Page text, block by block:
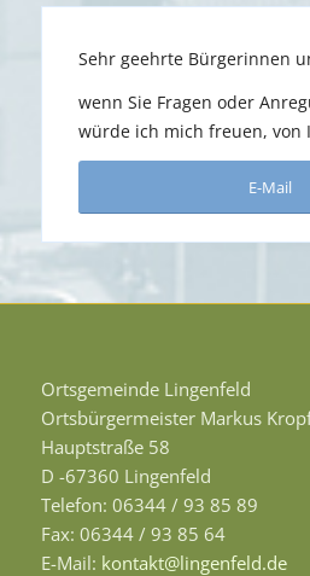
Sehr geehrte Bürgerinnen
wenn Sie Fragen oder
würde ich mich freuen, von
E-Mail
Ortsgemeinde Lingenfeld
Ortsbürgermeister Markus
Hauptstraße 58
D -67360 Lingenfeld
Telefon: 06344 / 93 85 89
Fax: 06344 / 93 85 64
E-Mail: kontakt@lingenfeld.de